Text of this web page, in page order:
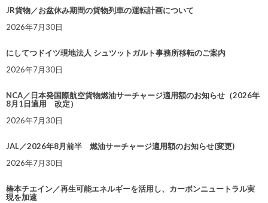
JR貨物／お盆休み期間の貨物列車の運転計画について
2026年7月30日
にしてつドイツ現地法人 シュツットガルト事務所移転のご案内
2026年7月30日
NCA／日本発国際航空貨物燃油サーチャージ適用額のお知らせ（2026年
8月1日適用 改定）
2026年7月30日
JAL／2026年8月前半 燃油サーチャージ適用額のお知らせ(変更)
2026年7月30日
椿本チエイン／再生可能エネルギーを活用し、カーボンニュートラル実
現を加速